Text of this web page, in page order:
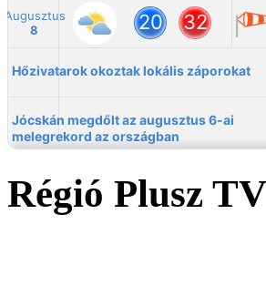
Régió Plusz TV